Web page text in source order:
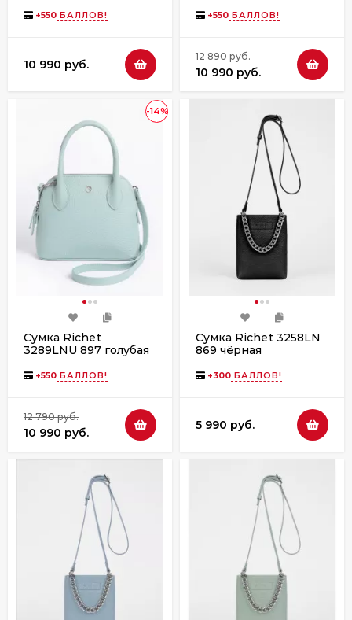
+550 БАЛЛОВ!
10 990 руб.
+550 БАЛЛОВ!
12 890 руб.
10 990 руб.
-14%
Сумка Richet
3289LNU 897 голубая
+550 БАЛЛОВ!
12 790 руб.
10 990 руб.
Сумка Richet 3258LN
869 чёрная
+300 БАЛЛОВ!
5 990 руб.